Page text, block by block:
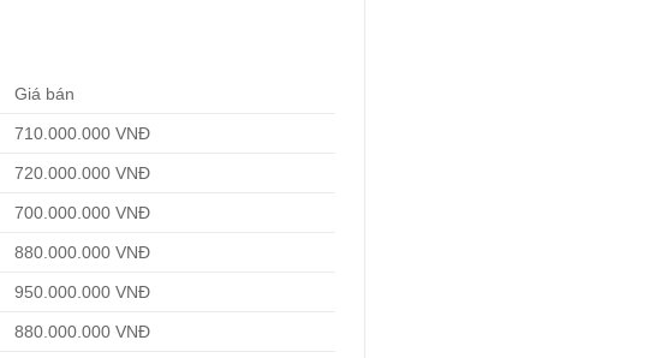
Giá bán
710.000.000 VNĐ
720.000.000 VNĐ
700.000.000 VNĐ
880.000.000 VNĐ
950.000.000 VNĐ
880.000.000 VNĐ